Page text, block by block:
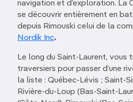
navigation et d’exploration. La
se découvrir entièrement en
depuis Rimouski celui de la
Nordik Inc.
Le long du Saint-Laurent, vous
traversiers pour passer d’une
la liste : Québec-Lévis ; Saint-
Rivière-du-Loup (Bas-Saint-